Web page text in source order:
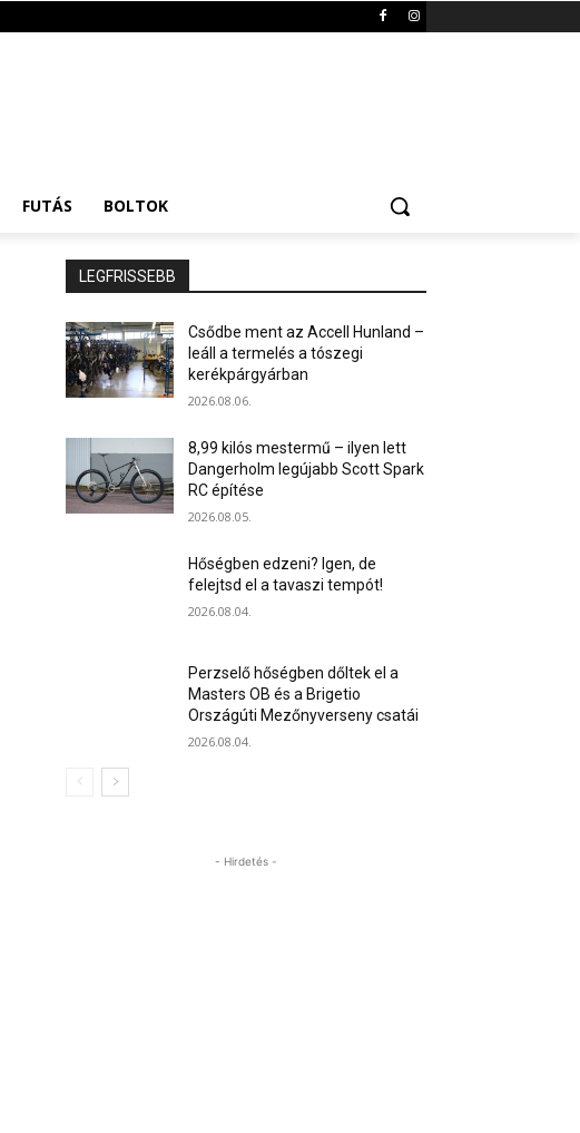
FUTÁS BOLTOK
LEGFRISSEBB
Csődbe ment az Accell Hunland –
leáll a termelés a tószegi
kerékpárgyárban
2026.08.06.
8,99 kilós mestermű – ilyen lett
Dangerholm legújabb Scott Spark
RC építése
2026.08.05.
Hőségben edzeni? Igen, de
felejtsd el a tavaszi tempót!
2026.08.04.
Perzselő hőségben dőltek el a
Masters OB és a Brigetio
Országúti Mezőnyverseny csatái
2026.08.04.
- Hirdetés -